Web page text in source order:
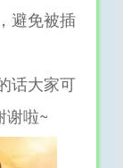
避免被插
话大家可
谢啦~